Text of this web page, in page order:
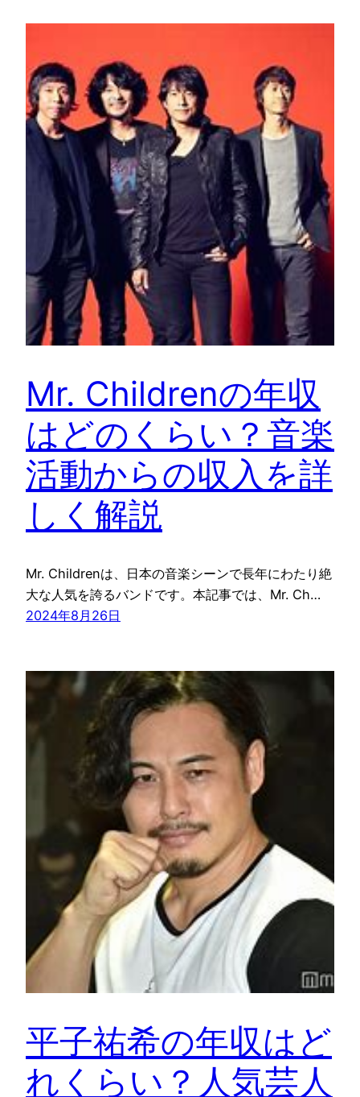
Mr. Childrenの年収
はどのくらい？音楽
活動からの収入を詳
しく解説
Mr. Childrenは、日本の音楽シーンで長年にわたり絶
大な人気を誇るバンドです。本記事では、Mr. Ch…
2024年8月26日
平子祐希の年収はど
れくらい？人気芸人